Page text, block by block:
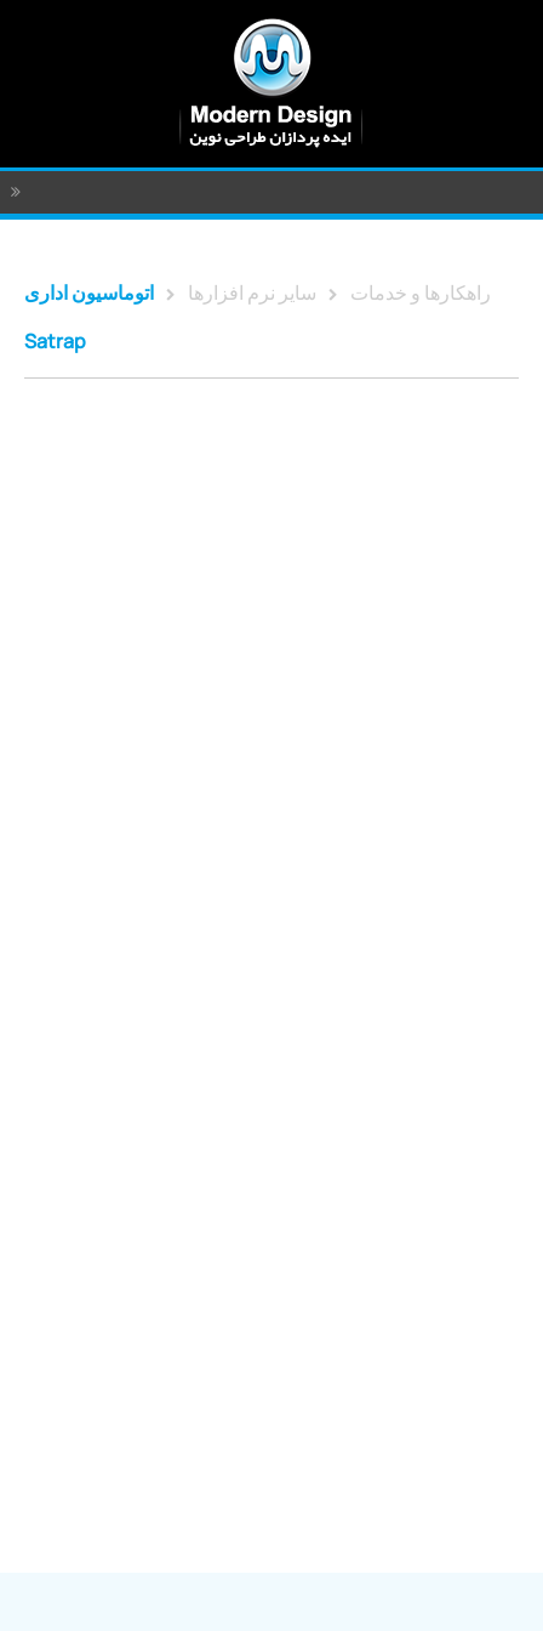
راهکارها و خدمات سایر نرم افزارها
اتوماسیون اداری
Satrap